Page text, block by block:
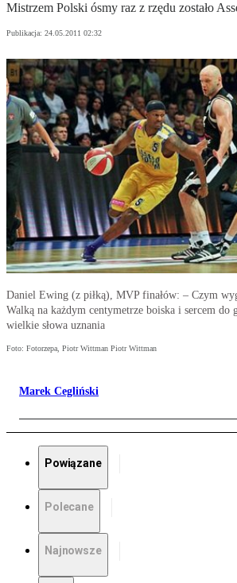
Mistrzem Polski ósmy raz z rzędu zostało
Publikacja: 24.05.2011 02:32
Daniel Ewing (z piłką), MVP finałów: – Czym
Walką na każdym centymetrze boiska i sercem do
wielkie słowa uznania
Foto: Fotorzepa, Piotr Wittman Piotr Wittman
Marek Cegliński
Powiązane
Polecane
Najnowsze